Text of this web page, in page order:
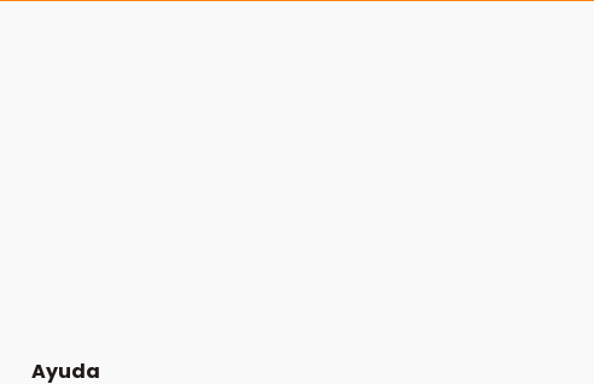
Ayuda